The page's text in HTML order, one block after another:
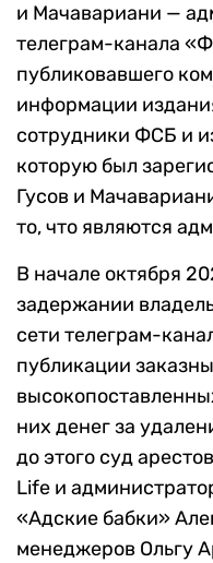
и Мачавариани —
телеграм-канала
публиковавшего
информации
сотрудники ФСБ и
которую был
Гусов и
то, что являются
В начале октября
задержании
сети телеграм-
публикации
них денег за
до этого суд
Life и
«Адские бабки»
менеджеров Ольгу